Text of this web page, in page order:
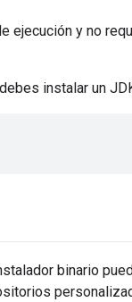
ejecución y no
instalar un
binario